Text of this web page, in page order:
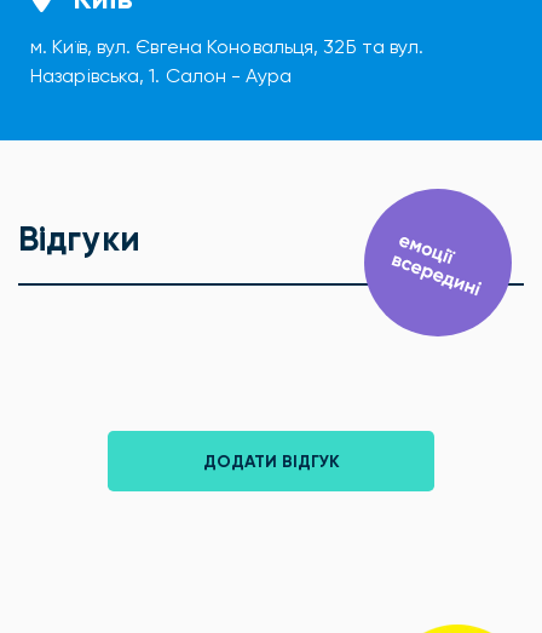
м. Київ, вул. Євгена Коновальця, 32Б та вул.
Назарівська, 1. Салон - Аура
Відгуки
ДОДАТИ ВІДГУК